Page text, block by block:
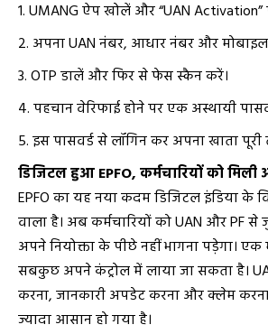
UMANG ऐप खोलें और “UAN Activation”
अपना UAN नंबर, आधार नंबर और मोबाइल
OTP डालें और फिर से फेस स्कैन करें।
पहचान वेरिफाई होने पर एक अस्थायी
इस पासवर्ड से लॉगिन कर अपना खाता
डिजिटल हुआ EPFO, कर्मचारियों को मिली
EPFO का यह नया कदम डिजिटल इंडिया के
वाला है। अब कर्मचारियों को UAN और PF
अपने नियोक्ता के पीछे नहीं भागना पड़ेगा।
सबकुछ अपने कंट्रोल में लाया जा सकता है।
करना, जानकारी अपडेट करना और क्लेम
ज्यादा आसान हो गया है।